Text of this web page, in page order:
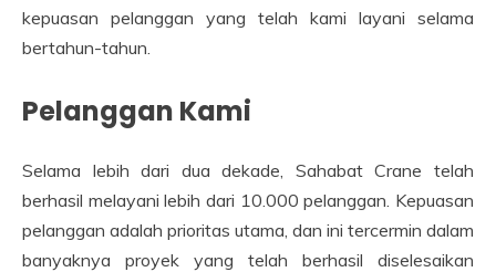
kepuasan pelanggan yang telah kami layani selama
bertahun-tahun.
Pelanggan Kami
Selama lebih dari dua dekade, Sahabat Crane telah
berhasil melayani lebih dari 10.000 pelanggan. Kepuasan
pelanggan adalah prioritas utama, dan ini tercermin dalam
banyaknya proyek yang telah berhasil diselesaikan